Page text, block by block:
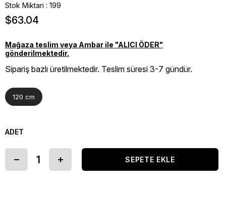
Stok Miktarı : 199
$63.04
Mağaza teslim veya Ambar ile "ALICI ÖDER"
gönderilmektedir.
Sipariş bazlı üretilmektedir. Teslim süresi 3-7 gündür.
120 cm
ADET